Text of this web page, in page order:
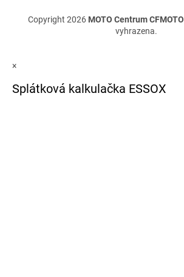
Copyright 2026 MOTO Centrum CFMOTO
vyhrazena.
×
Splátková kalkulačka ESSOX